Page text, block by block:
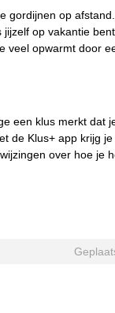
gordijnen op
op vakantie
veel opwarmt door
een klus merkt dat
de Klus+ app krijg
over hoe je